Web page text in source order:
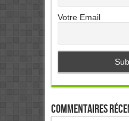
Votre Email
Commentaires